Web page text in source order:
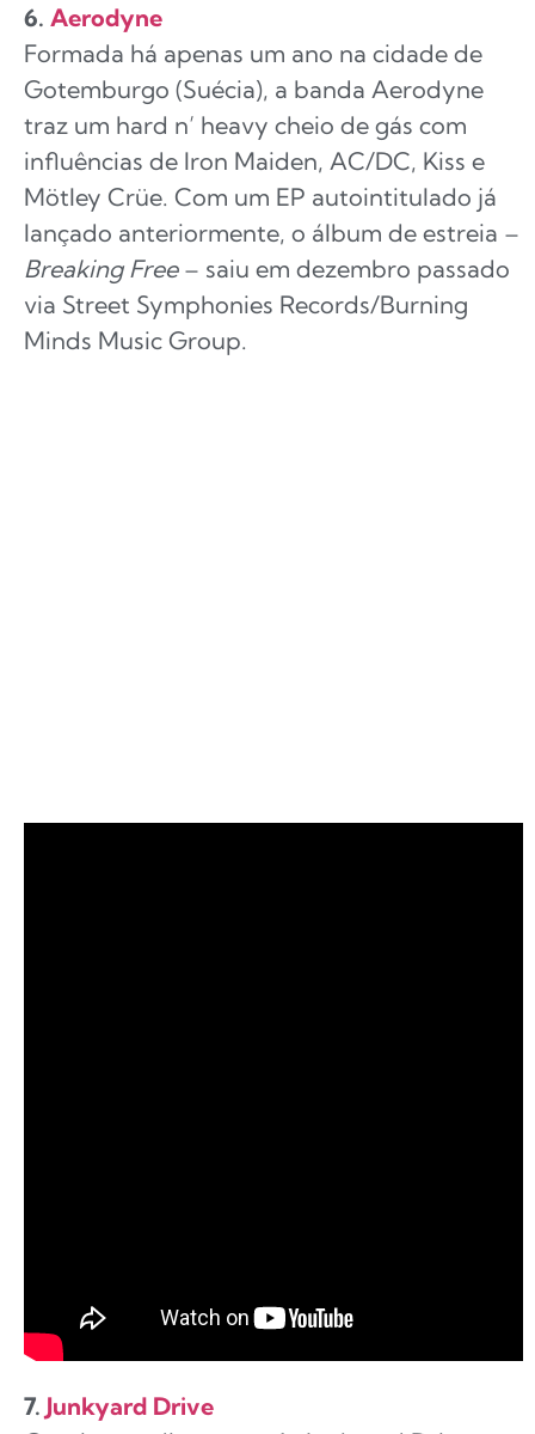
6. Aerodyne
Formada há apenas um ano na cidade de
Gotemburgo (Suécia), a banda Aerodyne
traz um hard n’ heavy cheio de gás com
influências de Iron Maiden, AC/DC, Kiss e
Mötley Crüe. Com um EP autointitulado já
lançado anteriormente, o álbum de estreia –
Breaking Free– saiu em dezembro passado
via Street Symphonies Records/Burning
Minds Music Group.
7. Junkyard Drive